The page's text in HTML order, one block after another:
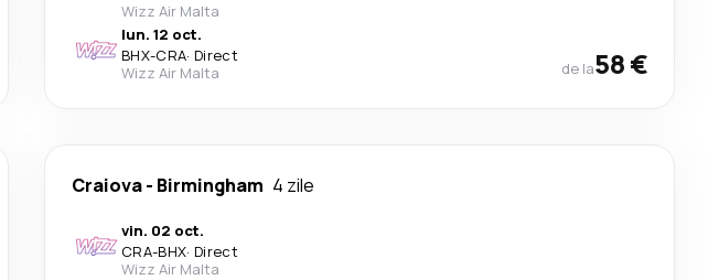
Wizz Air Malta
lun. 12 oct.
BHX-CRA· Direct
Wizz Air Malta
de la58 €
Craiova- Birmingham 4 zile
vin. 02 oct.
CRA-BHX· Direct
Wizz Air Malta